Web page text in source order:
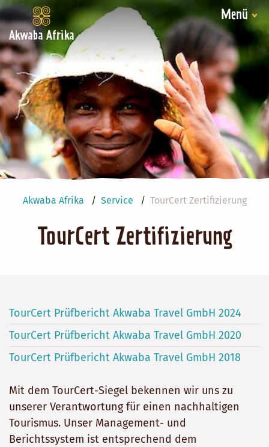
Akwaba Afrika
Menü
Akwaba Afrika Service TourCert Zertifizierung
TourCert Zertifizierung
TourCert Prüfbericht Akwaba Travel GmbH 2024
TourCert Prüfbericht Akwaba Travel GmbH 2020
TourCert Prüfbericht Akwaba Travel GmbH 2018
Mit dem TourCert-Siegel bekennen wir uns zu
unserer Verantwortung für einen nachhaltigen
Tourismus. Unser Management- und
Berichtssystem ist entsprechend dem